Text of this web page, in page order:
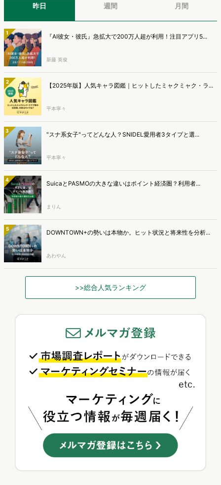
す。新商品開発関連担当者様・マーケティング担当者様向け必見のレ
ウンロードできます。
昨日 週間 月間
1 『AI彼女・彼氏』急拡大で200万人超が利用！注目アプリ5...
新藤 英俊
2 【2025年版】人気キャラ図鑑｜ヒットしたミャクミャク・ラ...
平本寧々
3 "スナ系女子"ってどんな人？SNIDEL愛用者3タイプと選...
平本寧々
4 SuicaとPASMOの大きな違いはポイント経済圏？利用者...
まりん
5 DOWNTOWN+の勢いは本物か。ヒット状況と将来性を分析...
あわやん
>>総合人気ランキング